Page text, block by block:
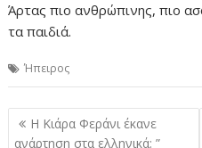
Άρτας πιο ανθρώπινης, πιο
τα παιδιά.
Ήπειρος
Πλοήγηση
άρθρων
Η Κιάρα Φεράνι έκανε
ανάρτηση στα ελληνικά: ”